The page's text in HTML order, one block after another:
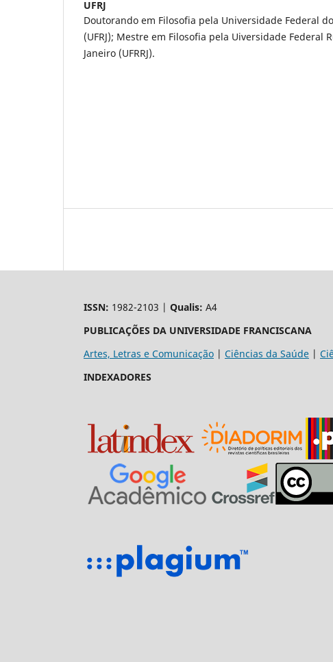
UFRJ
Doutorando em Filosofia pela Universidade Federal
(UFRJ); Mestre em Filosofia pela Uiversidade Federal
Janeiro (UFRRJ).
ISSN: 1982-2103 | Qualis: A4
PUBLICAÇÕES DA UNIVERSIDADE FRANCISCANA
Artes, Letras e Comunicação | Ciências da Saúde |
INDEXADORES